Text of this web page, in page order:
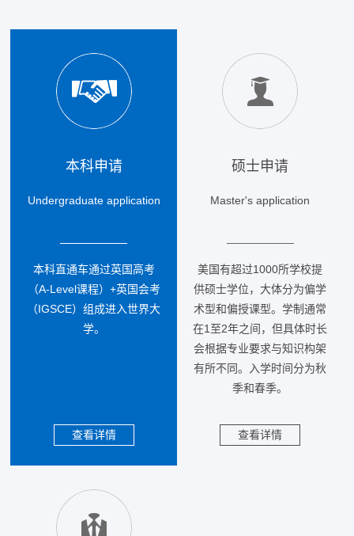
本科申请
Undergraduate application
本科直通车通过英国高考
（A-Level课程）+英国会考
（IGSCE）组成进入世界大
学。
查看详情
硕士申请
Master's application
美国有超过1000所学校提
供硕士学位，大体分为偏学
术型和偏授课型。学制通常
在1至2年之间，但具体时长
会根据专业要求与知识构架
有所不同。入学时间分为秋
季和春季。
查看详情